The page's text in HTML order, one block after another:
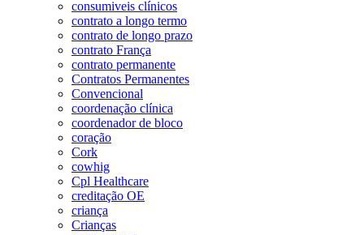
consumiveis clínicos
contrato a longo termo
contrato de longo prazo
contrato França
contrato permanente
Contratos Permanentes
Convencional
coordenação clínica
coordenador de bloco
coração
Cork
cowhig
Cpl Healthcare
creditação OE
criança
Crianças